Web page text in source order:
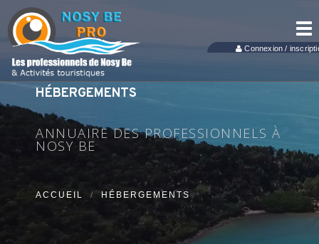
Connexion /
HÉBERGEMENTS
ANNUAIRE DES PROFESSIONNELS À
NOSY BE
ACCUEIL HÉBERGEMENTS